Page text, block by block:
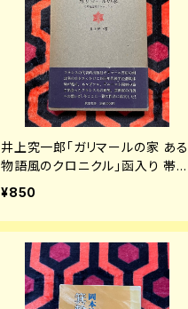
井上究一郎「ガリマールの家 ある
物語風のクロニクル」函入り 帯付
き 装幀:栃折久美子 筑摩書房
¥850